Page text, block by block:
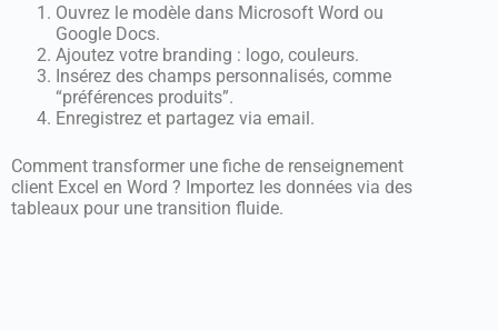
Ouvrez le modèle dans Microsoft Word ou
Google Docs.
Ajoutez votre branding : logo, couleurs.
Insérez des champs personnalisés, comme
“préférences produits”.
Enregistrez et partagez via email.
Comment transformer une fiche de renseignement
client Excel en Word ? Importez les données via des
tableaux pour une transition fluide.